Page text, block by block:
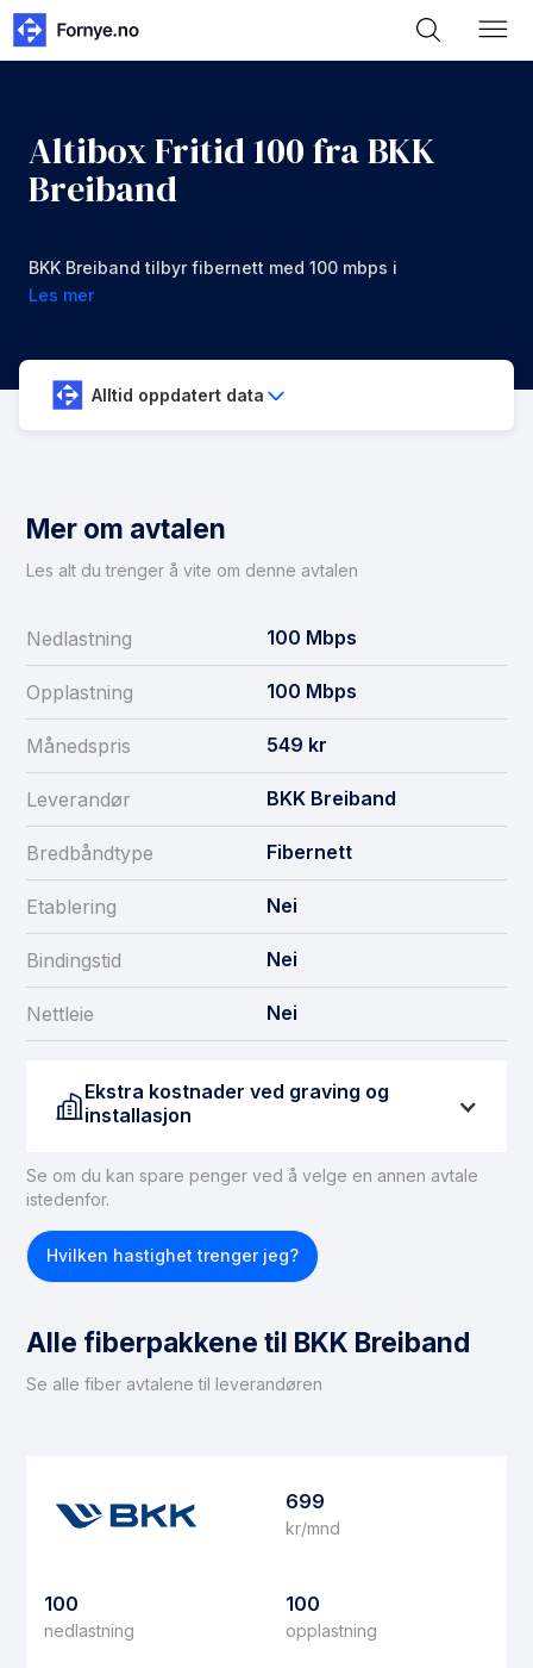
Altibox Fritid 100 fra BKK
Breiband
BKK Breiband tilbyr fibernett med 100 mbps i
nedlastning og opplastning for 549 kr/mnd
Les mer
Alltid oppdatert data
Mer om avtalen
Les alt du trenger å vite om denne avtalen
Nedlastning 100 Mbps
Opplastning 100 Mbps
Månedspris 549 kr
Leverandør BKK Breiband
Bredbåndtype Fibernett
Etablering Nei
Bindingstid Nei
Nettleie Nei
Ekstra kostnader ved graving og
installasjon
Hvis du ikke har tilgang til fiber, må dette ordnes før
fiberforbindelse til boligen, kan du forvente
gravekostnader på mellom 15 000 og 30 000 kroner.
situasjon der fiber ikke kan installeres, anbefaler vi å
trådløst bredbånd
Se om du kan spare penger ved å velge en annen avtale
istedenfor.
Hvilken hastighet trenger jeg?
Alle fiberpakkene til BKK Breiband
Se alle fiber avtalene til leverandøren
699
kr/mnd
100
nedlastning
100
opplastning